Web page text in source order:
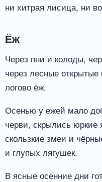
ни хитрая лисица, ни
Ёж
Через пни и колоды,
через лесные
логово ёж.
Осенью у ежей мало
черви, скрылись
скользкие змеи и
и глупых лягушек.
В ясные осенние дни